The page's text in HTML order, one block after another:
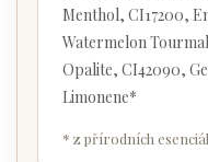
Menthol, CI17200,
Watermelon
Opalite, CI42090,
Limonene*
* z přírodních